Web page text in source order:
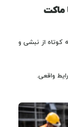
ماکت
کوتاه از نبشی و
واقعی.